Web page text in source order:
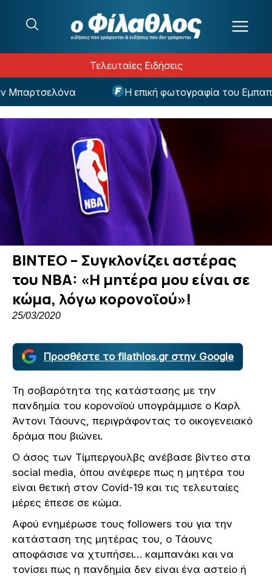
Τελευταίες Ειδήσεις
Η επική φωτογραφία του Εμπαπέ
ΒΙΝΤΕΟ – Συγκλονίζει αστέρας
του NBA: «Η μητέρα μου είναι σε
κώμα, λόγω κορονοϊού»!
25/03/2020
Προσθέστε το filathlos.gr στην Google
Τη σοβαρότητα της κατάστασης με την
πανδημία του κορονοϊού υπογράμμισε ο Καρλ
Άντονι Τάουνς, περιγράφοντας το οικογενειακό
δράμα που βιώνει.
Ο άσος των Τίμπεργουλβς ανέβασε βίντεο στα
social media, όπου ανέφερε πως η μητέρα του
είναι θετική στον Covid-19 και τις τελευταίες
μέρες έπεσε σε κώμα.
Αφού ενημέρωσε τους followers του για την
κατάσταση της μητέρας του, ο Τάουνς
αποφάσισε να χτυπήσει… καμπανάκι και να
τονίσει πως η πανδημία δεν είναι ένα αστείο ή